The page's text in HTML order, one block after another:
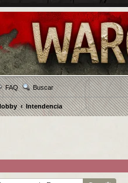
FAQ Buscar
Intendencia